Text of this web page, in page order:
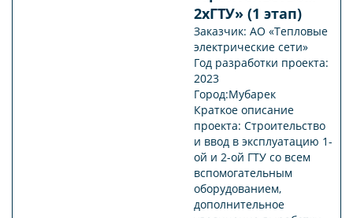
2хГТУ» (1 этап)
Заказчик: АО «Тепловые
электрические сети»
Год разработки проекта:
2023
Город:Мубарек
Краткое описание
проекта: Строительство
и ввод в эксплуатацию 1-
ой и 2-ой ГТУ со всем
вспомогательным
оборудованием,
дополнительное